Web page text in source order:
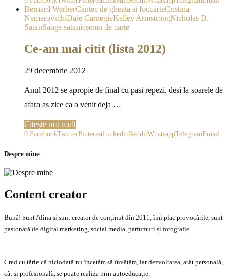
Bernard WerberCantec de gheata si foccarteCristina
NemerovschiDale CarnegieKelley ArmstrongNicholas D.
SatanSange satanicsemn de carte
Ce-am mai citit (lista 2012)
29 decembrie 2012
Anul 2012 se apropie de final cu pasi repezi, desi la soarele de
afara as zice ca a venit deja …
Citește mai mult
0 FacebookTwitterPinterestLinkedinRedditWhatsappTelegramEmail
Despre mine
Content creator
Bună! Sunt Alina și sunt creator de conținut din 2011, îmi plac provocările, sunt
pasionată de digital marketing, social media, parfumuri și fotografie.
Cred cu tărie că niciodată nu încetăm să învățăm, iar dezvoltarea, atât personală,
cât și profesională, se poate realiza prin autoeducație.